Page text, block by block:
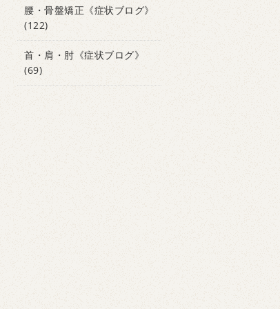
腰・骨盤矯正《症状ブログ》
(122)
首・肩・肘《症状ブログ》
(69)